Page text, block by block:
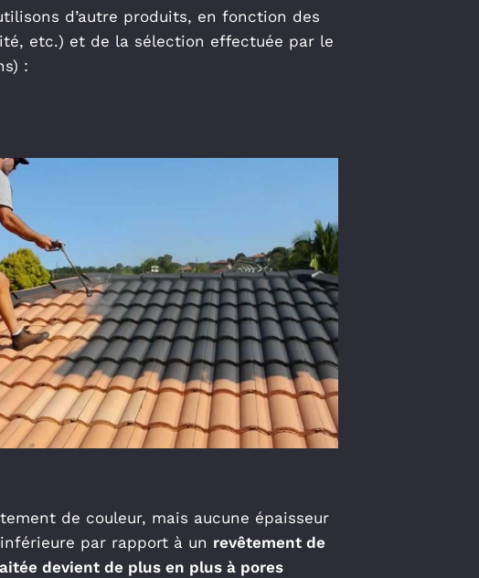
d’autre produits, en fonction des
etc.) et de la sélection effectuée par le
:
de couleur, mais aucune épaisseur
par rapport à un revêtement de
devient de plus en plus à pores